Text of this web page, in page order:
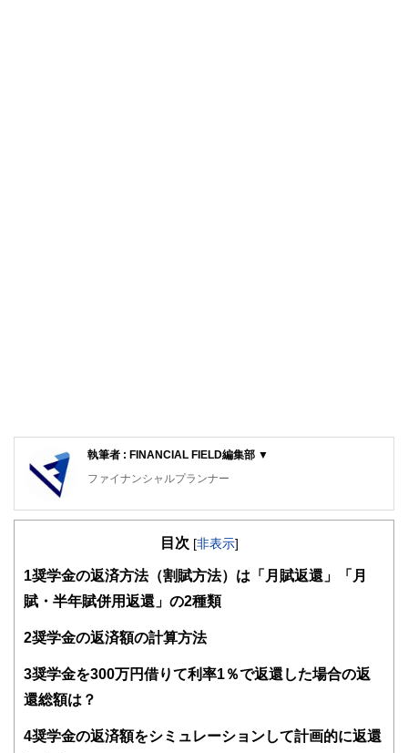
執筆者 : FINANCIAL FIELD編集部 ▼
ファイナンシャルプランナー
FinancialField編集部は、金融、経済に関する記事を、日々
知識がない方でも理解できるようわかりやすく発信していま
得者を中心に「お金や暮らし」に関する書籍・雑誌の編集経
関わることで、読者目線のコンテンツを追求しています。
FinancialFieldの特徴は、ファイナンシャルプランナー、弁
ドバイザー、DCプランナー、公認会計士、社会保険労務
ど150名以上の有資格者を執筆者・監修者として迎え、むず
目次 [非表示]
1 奨学金の返済方法（割賦方法）は「月賦返還」「月
賦・半年賦併用返還」の2種類
2奨学金の返済額の計算方法
3奨学金を300万円借りて利率1％で返還した場合の返
還総額は？
4奨学金の返済額をシミュレーションして計画的に返還